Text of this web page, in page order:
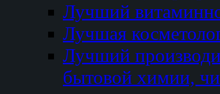
Лучший
Лучшая
Лучший
бытовой химии,